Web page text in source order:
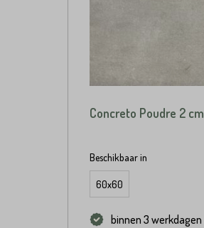
Concreto Poudre 2 cm
Beschikbaar in
60x60
binnen 3 werkdagen